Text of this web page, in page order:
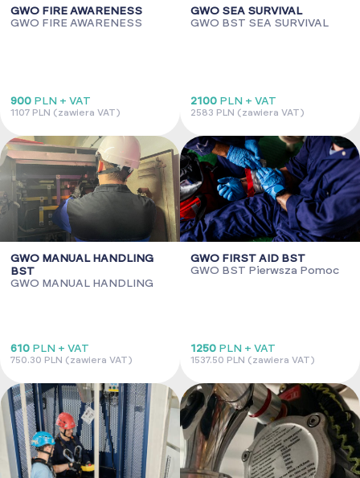
GWO FIRE AWARENESS
GWO FIRE AWARENESS
900 PLN + VAT
1107 PLN (zawiera VAT)
GWO SEA SURVIVAL
GWO BST SEA SURVIVAL
2100 PLN + VAT
2583 PLN (zawiera VAT)
GWO MANUAL HANDLING
BST
GWO MANUAL HANDLING
610 PLN + VAT
750.30 PLN (zawiera VAT)
GWO FIRST AID BST
GWO BST Pierwsza Pomoc
1250 PLN + VAT
1537.50 PLN (zawiera VAT)